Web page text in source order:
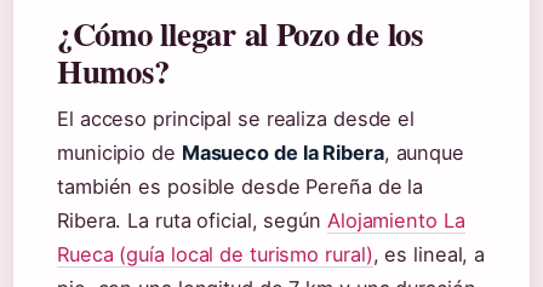
¿Cómo llegar al Pozo de los
Humos?
El acceso principal se realiza desde el
municipio de Masueco de la Ribera, aunque
también es posible desde Pereña de la
Ribera. La ruta oficial, según Alojamiento La
Rueca (guía local de turismo rural), es lineal, a